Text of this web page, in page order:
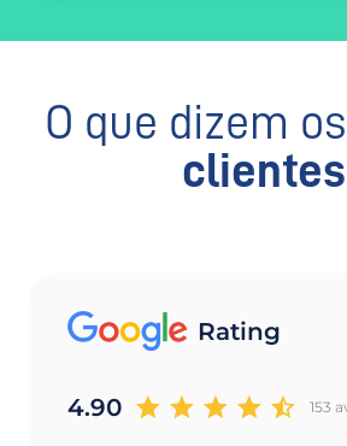
O que dizem
Rating
4.90 153